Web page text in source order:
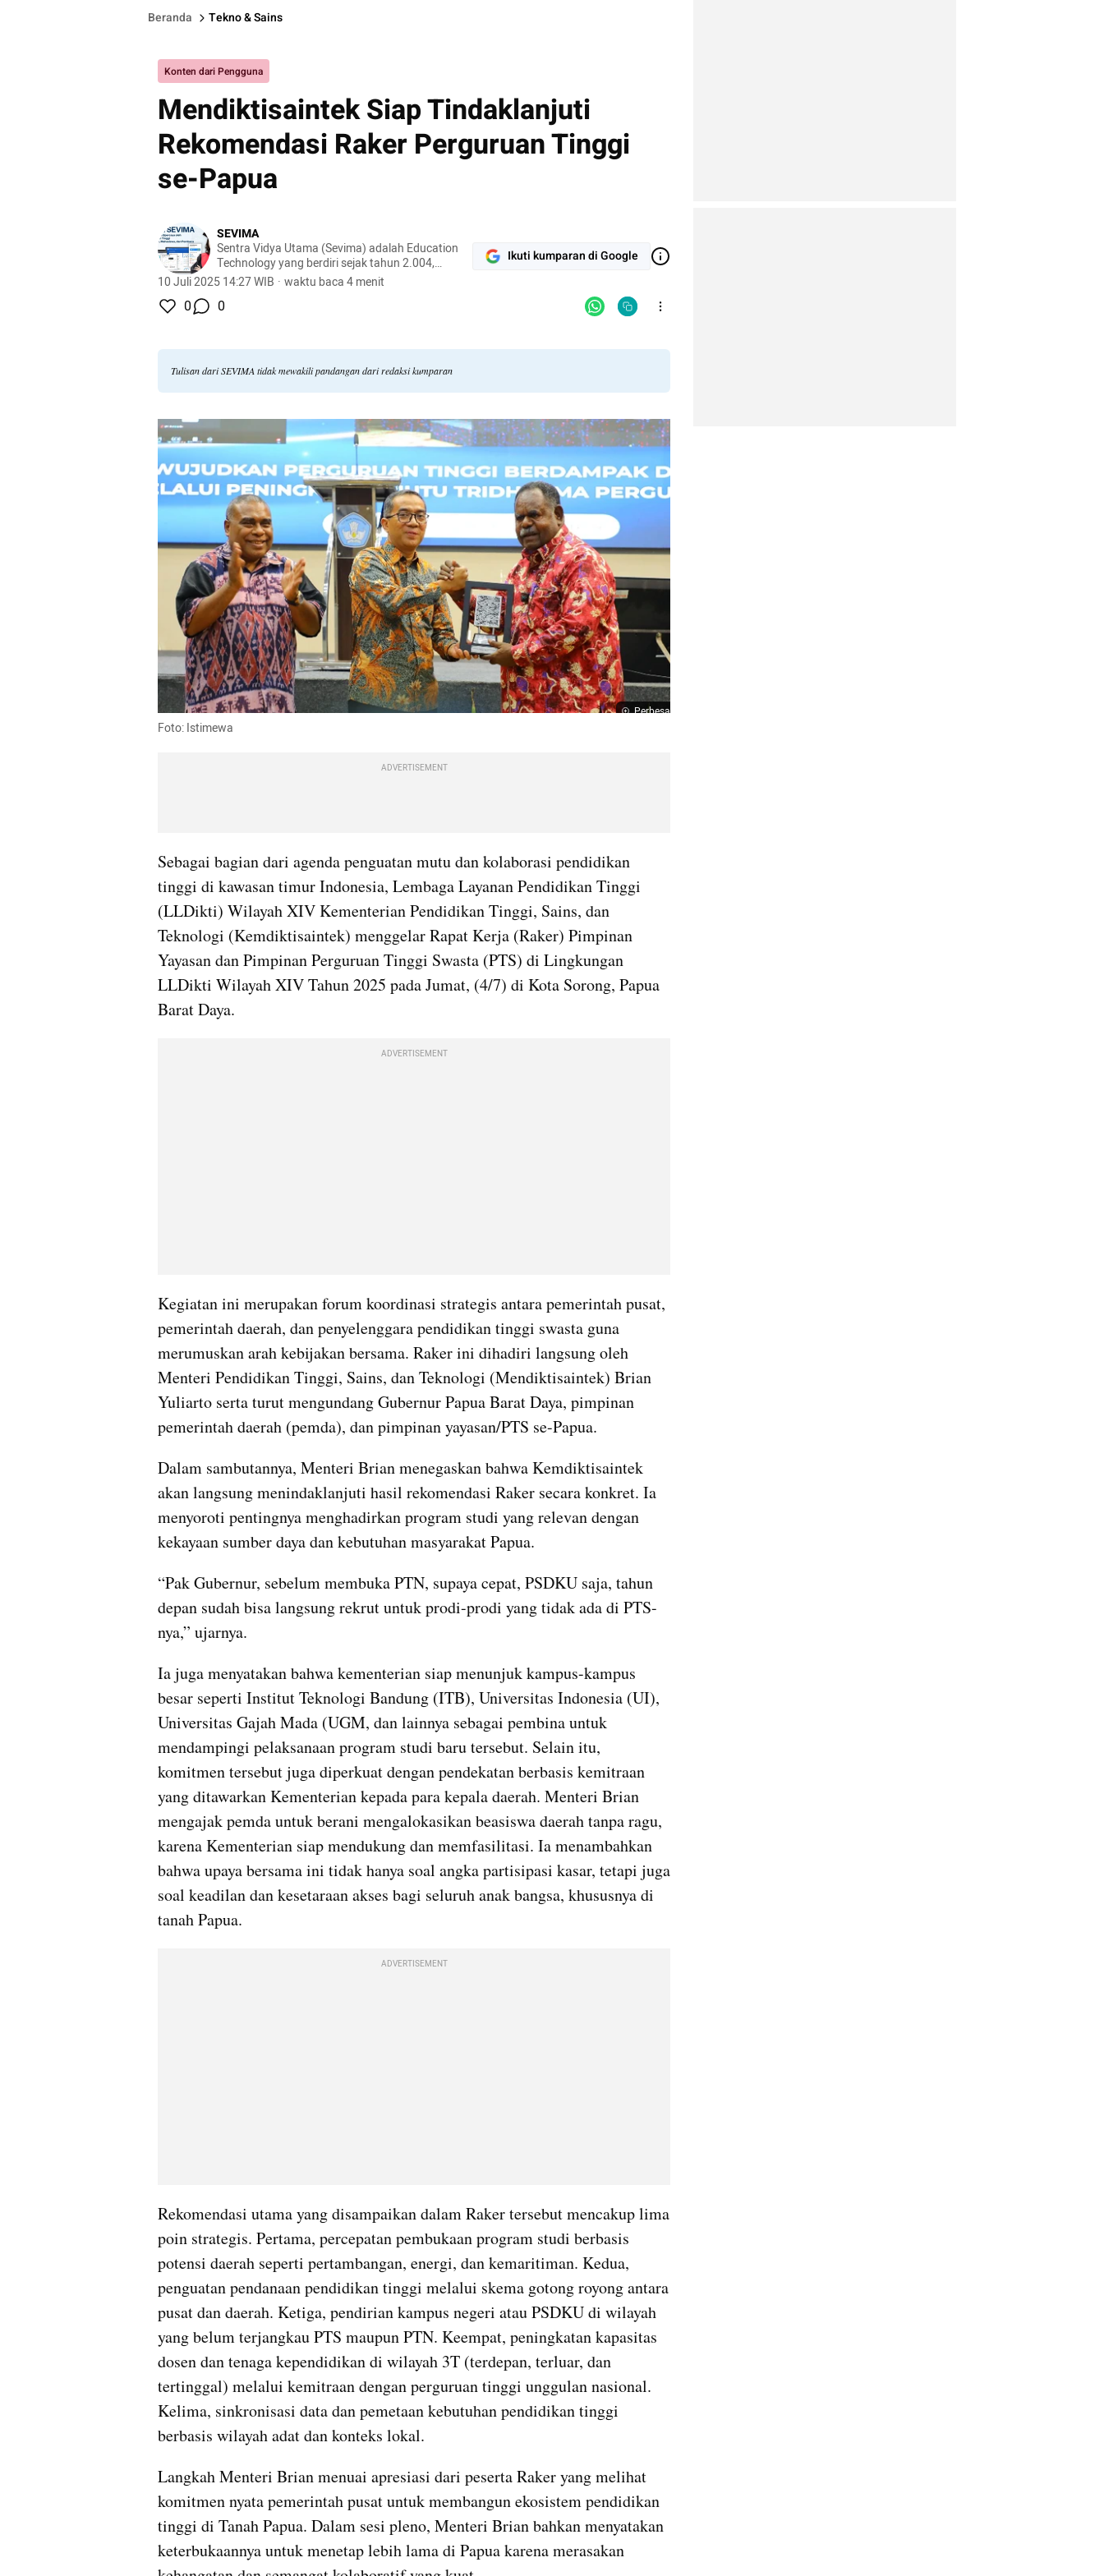
Beranda Tekno & Sains
Konten dari Pengguna
Mendiktisaintek Siap Tindaklanjuti
Rekomendasi Raker Perguruan Tinggi
se-Papua
SEVIMA
Sentra Vidya Utama (Sevima) adalah Education
Technology yang berdiri sejak tahun 2.004,
dengan komunitas dan pengguna platform yang
Bersama kita revolusi pendidikan tinggi,
10 Juli 2025 14:27 WIB · waktu baca 4 menit
Ikuti kumparan di Google
0 0
Tulisan dari SEVIMA tidak mewakili pandangan dari redaksi kumparan
Perbesar
Foto: Istimewa
ADVERTISEMENT
Sebagai bagian dari agenda penguatan mutu dan kolaborasi pendidikan
tinggi di kawasan timur Indonesia, Lembaga Layanan Pendidikan Tinggi
(LLDikti) Wilayah XIV Kementerian Pendidikan Tinggi, Sains, dan
Teknologi (Kemdiktisaintek) menggelar Rapat Kerja (Raker) Pimpinan
Yayasan dan Pimpinan Perguruan Tinggi Swasta (PTS) di Lingkungan
LLDikti Wilayah XIV Tahun 2025 pada Jumat, (4/7) di Kota Sorong, Papua
Barat Daya.
ADVERTISEMENT
Kegiatan ini merupakan forum koordinasi strategis antara pemerintah pusat,
pemerintah daerah, dan penyelenggara pendidikan tinggi swasta guna
merumuskan arah kebijakan bersama. Raker ini dihadiri langsung oleh
Menteri Pendidikan Tinggi, Sains, dan Teknologi (Mendiktisaintek) Brian
Yuliarto serta turut mengundang Gubernur Papua Barat Daya, pimpinan
pemerintah daerah (pemda), dan pimpinan yayasan/PTS se-Papua.
Dalam sambutannya, Menteri Brian menegaskan bahwa Kemdiktisaintek
akan langsung menindaklanjuti hasil rekomendasi Raker secara konkret. Ia
menyoroti pentingnya menghadirkan program studi yang relevan dengan
kekayaan sumber daya dan kebutuhan masyarakat Papua.
“Pak Gubernur, sebelum membuka PTN, supaya cepat, PSDKU saja, tahun
depan sudah bisa langsung rekrut untuk prodi-prodi yang tidak ada di PTS-
nya,” ujarnya.
Ia juga menyatakan bahwa kementerian siap menunjuk kampus-kampus
besar seperti Institut Teknologi Bandung (ITB), Universitas Indonesia (UI),
Universitas Gajah Mada (UGM, dan lainnya sebagai pembina untuk
mendampingi pelaksanaan program studi baru tersebut. Selain itu,
komitmen tersebut juga diperkuat dengan pendekatan berbasis kemitraan
yang ditawarkan Kementerian kepada para kepala daerah. Menteri Brian
mengajak pemda untuk berani mengalokasikan beasiswa daerah tanpa ragu,
karena Kementerian siap mendukung dan memfasilitasi. Ia menambahkan
bahwa upaya bersama ini tidak hanya soal angka partisipasi kasar, tetapi juga
soal keadilan dan kesetaraan akses bagi seluruh anak bangsa, khususnya di
tanah Papua.
ADVERTISEMENT
Rekomendasi utama yang disampaikan dalam Raker tersebut mencakup lima
poin strategis. Pertama, percepatan pembukaan program studi berbasis
potensi daerah seperti pertambangan, energi, dan kemaritiman. Kedua,
penguatan pendanaan pendidikan tinggi melalui skema gotong royong antara
pusat dan daerah. Ketiga, pendirian kampus negeri atau PSDKU di wilayah
yang belum terjangkau PTS maupun PTN. Keempat, peningkatan kapasitas
dosen dan tenaga kependidikan di wilayah 3T (terdepan, terluar, dan
tertinggal) melalui kemitraan dengan perguruan tinggi unggulan nasional.
Kelima, sinkronisasi data dan pemetaan kebutuhan pendidikan tinggi
berbasis wilayah adat dan konteks lokal.
Langkah Menteri Brian menuai apresiasi dari peserta Raker yang melihat
komitmen nyata pemerintah pusat untuk membangun ekosistem pendidikan
tinggi di Tanah Papua. Dalam sesi pleno, Menteri Brian bahkan menyatakan
keterbukaannya untuk menetap lebih lama di Papua karena merasakan